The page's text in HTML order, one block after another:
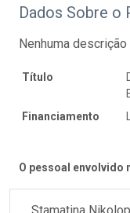
Dados Sobre o
Nenhuma
Título
Financiamento
O pessoal envolvido